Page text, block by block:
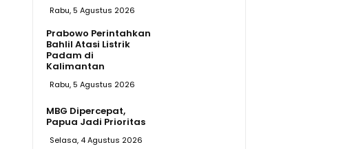
Rabu, 5 Agustus 2026
Prabowo Perintahkan
Bahlil Atasi Listrik
Padam di
Kalimantan
Rabu, 5 Agustus 2026
MBG Dipercepat,
Papua Jadi Prioritas
Selasa, 4 Agustus 2026